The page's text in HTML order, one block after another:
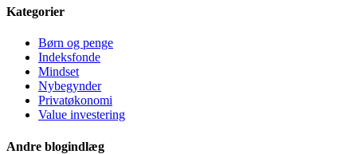
Kategorier
Børn og penge
Indeksfonde
Mindset
Nybegynder
Privatøkonomi
Value investering
Andre blogindlæg